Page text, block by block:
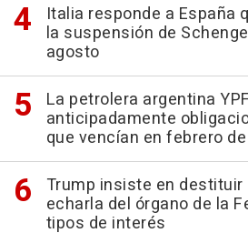
Italia responde a España
la suspensión de
agosto
La petrolera argentina
anticipadamente
que vencían en febrero
Trump insiste en destituir
echarla del órgano de la
tipos de interés